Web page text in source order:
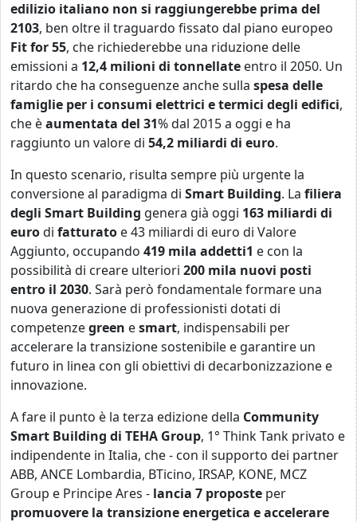
edilizio italiano non si raggiungerebbe prima del
2103, ben oltre il traguardo fissato dal piano europeo
Fit for 55, che richiederebbe una riduzione delle
emissioni a 12,4 milioni di tonnellate entro il 2050. Un
ritardo che ha conseguenze anche sulla spesa delle
famiglie per i consumi elettrici e termici degli edifici,
che èaumentata del 31% dal 2015 a oggi e ha
raggiunto un valore di 54,2 miliardi di euro.
In questo scenario, risulta sempre più urgente la
conversione al paradigma di Smart Building. La filiera
degli Smart Building genera già oggi 163 miliardi di
eurodi fatturato e 43 miliardi di euro di Valore
Aggiunto, occupando 419 mila addetti1 e con la
possibilità di creare ulteriori 200 mila nuovi posti
entro il 2030. Sarà però fondamentale formare una
nuova generazione di professionisti dotati di
competenzegreen esmart, indispensabili per
accelerare la transizione sostenibile e garantire un
futuro in linea con gli obiettivi di decarbonizzazione e
innovazione.
A fare il punto è la terza edizione della Community
Smart Building di TEHA Group, 1° Think Tank privato e
indipendente in Italia, che - con il supporto dei partner
ABB, ANCE Lombardia, BTicino, IRSAP, KONE, MCZ
Group e Principe Ares - lancia 7 proposte per
promuovere la transizione energetica e accelerare